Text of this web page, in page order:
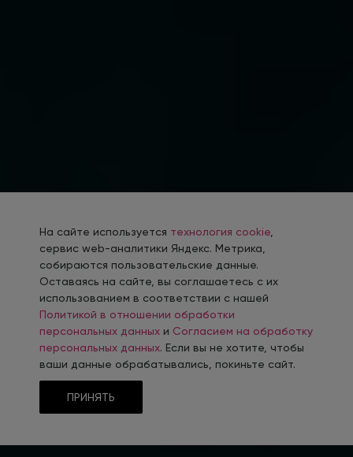
На сайте используется технология cookie
сервис web-аналитики Яндекс. Метрика,
собираются пользовательские данные.
Оставаясь на сайте, вы соглашаетесь с их
использованием в соответствии с нашей
Политикой в отношении обработки
персональных данных и Согласием на обработку
персональных данных. Если вы не хотите, чтобы
ваши данные обрабатывались, покиньте сайт.
ПРИНЯТЬ